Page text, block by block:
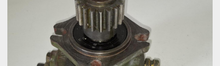
Sortieren nach